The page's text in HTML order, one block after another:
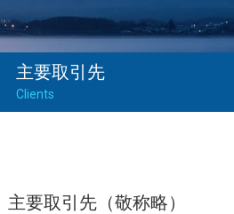
主要取引先
Clients
主要取引先（敬称略）